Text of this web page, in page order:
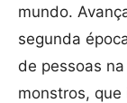
mundo.
segunda
de pessoas
monstros, que